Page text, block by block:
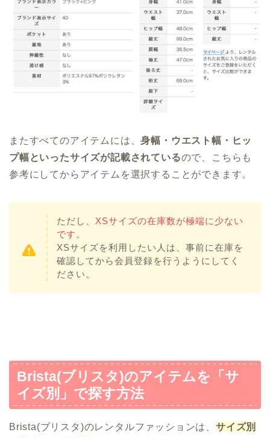
またすべてのアイテムには、身幅・ウエスト幅・ヒッ
プ幅といったサイズが記載されているので、こちらも
参考にしてからアイテムを選択することができます。
ただし、 XSサイズの在庫数が極端に少ない
です。
XSサイズを利用したい人は、事前に在庫を
確認してから会員登録を行うようにしてく
ださい。
Brista(ブリスタ)のアイテムを「サ
イズ別」で探す方法
Brista(ブリスタ)のレンタルファッションは、 サイズ別